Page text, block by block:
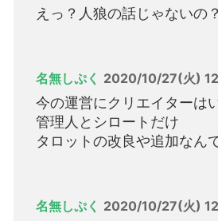
えっ？人狼の話じゃないの？
名無しぷく 2020/10/27(火)
今の運営にクリエイターは
管理人とシロートだけ
タロットの改良や追加なん
名無しぷく 2020/10/27(火)